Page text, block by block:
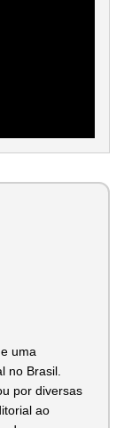
uma
no Brasil.
por diversas
ao